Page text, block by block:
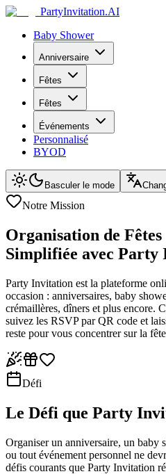
PartyInvitation.AI
Baby Shower
Anniversaire
Fêtes
Fêtes
Événements
Personnalisé
BYOD
Basculer le mode
Notre Mission
Organisation de
Simplifiée avec Party
Party Invitation est la plateforme
occasion : anniversaires, baby
crémaillères, dîners et plus encore.
suivez les RSVP par QR code et
reste pour vous concentrer sur la
Défi
Le Défi que Party
Organiser un anniversaire, un baby
ou tout événement personnel ne
défis courants que Party Invitation